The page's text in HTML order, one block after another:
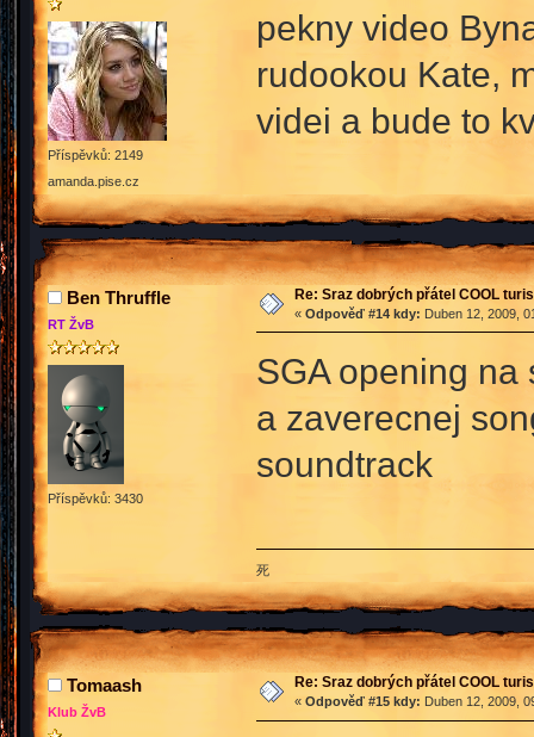
Příspěvků: 2149
amanda.pise.cz
pekny video
rudookou Kate,
videi a bude to
Ben Thruffle
RT ŽvB
Příspěvků: 3430
Re: Sraz dobrých přátel COOL
« Odpověď #14 kdy: Duben 12, 2009,
SGA opening na
a zaverecnej
soundtrack
死
Tomaash
Klub ŽvB
Re: Sraz dobrých přátel COOL
« Odpověď #15 kdy: Duben 12, 2009,